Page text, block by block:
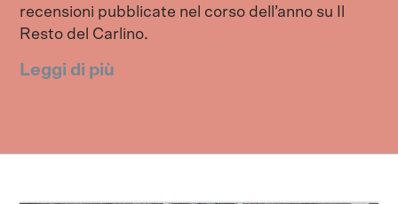
recensioni pubblicate nel corso dell’anno su Il
Resto del Carlino.
Leggi di più